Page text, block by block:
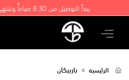
يبدأ التوصيل من 8.30 صباحاً وتنتهي الطلبات 2 ليلاً
الرئيسية باربيكان